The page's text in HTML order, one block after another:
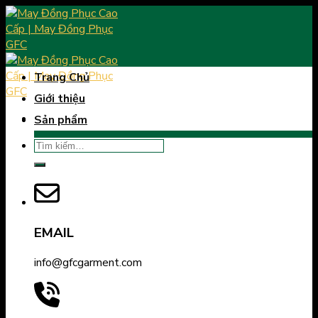
Skip
to
content
Tìm
kiếm:
EMAIL
info@gfcgarment.com
Trang Chủ
Giới thiệu
Sản phẩm